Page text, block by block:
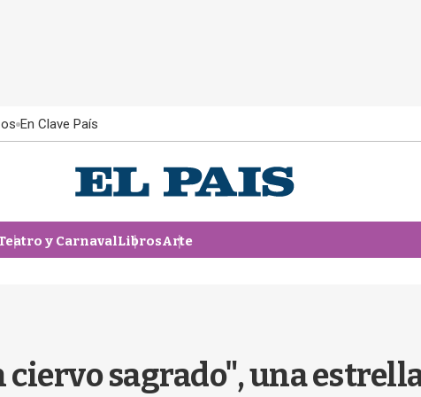
En Clave País
y CarnavalLibrosArte
sagrado", una